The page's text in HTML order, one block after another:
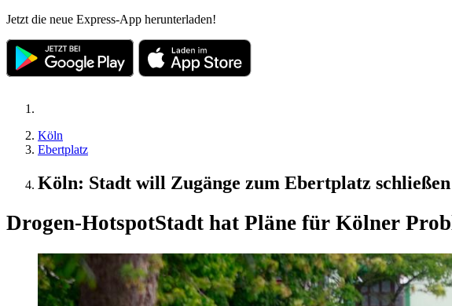
Jetzt die neue Express-App herunterladen!
Köln
Ebertplatz
Köln: Stadt will Zugänge zum Ebertplatz schließen
Drogen-HotspotStadt hat Pläne für Kölner